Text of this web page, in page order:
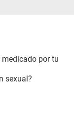
medicado por tu
sexual?